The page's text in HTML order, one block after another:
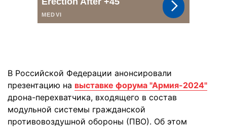
В Российской Федерации анонсировали
презентацию на выставке форума "Армия-2024"
дрона-перехватчика, входящего в состав
модульной системы гражданской
противовоздушной обороны (ПВО). Об этом